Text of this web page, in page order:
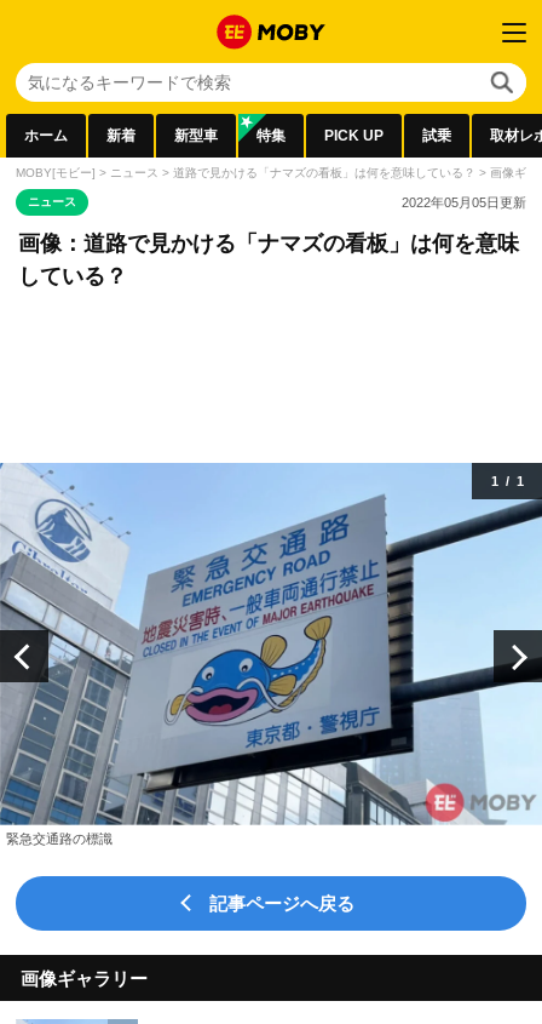
ホーム 新着 新型車 特集 PICK UP 試乗 取材レ
MOBY[モビー] > ニュース > 道路で見かける「ナマズの看板」は何を意味している？ > 画像ギャ
ニュース 2022年05月05日更新
画像：道路で見かける「ナマズの看板」は何を意味
している？
緊急交通路の標識
1 / 1
記事ページへ戻る
画像ギャラリー